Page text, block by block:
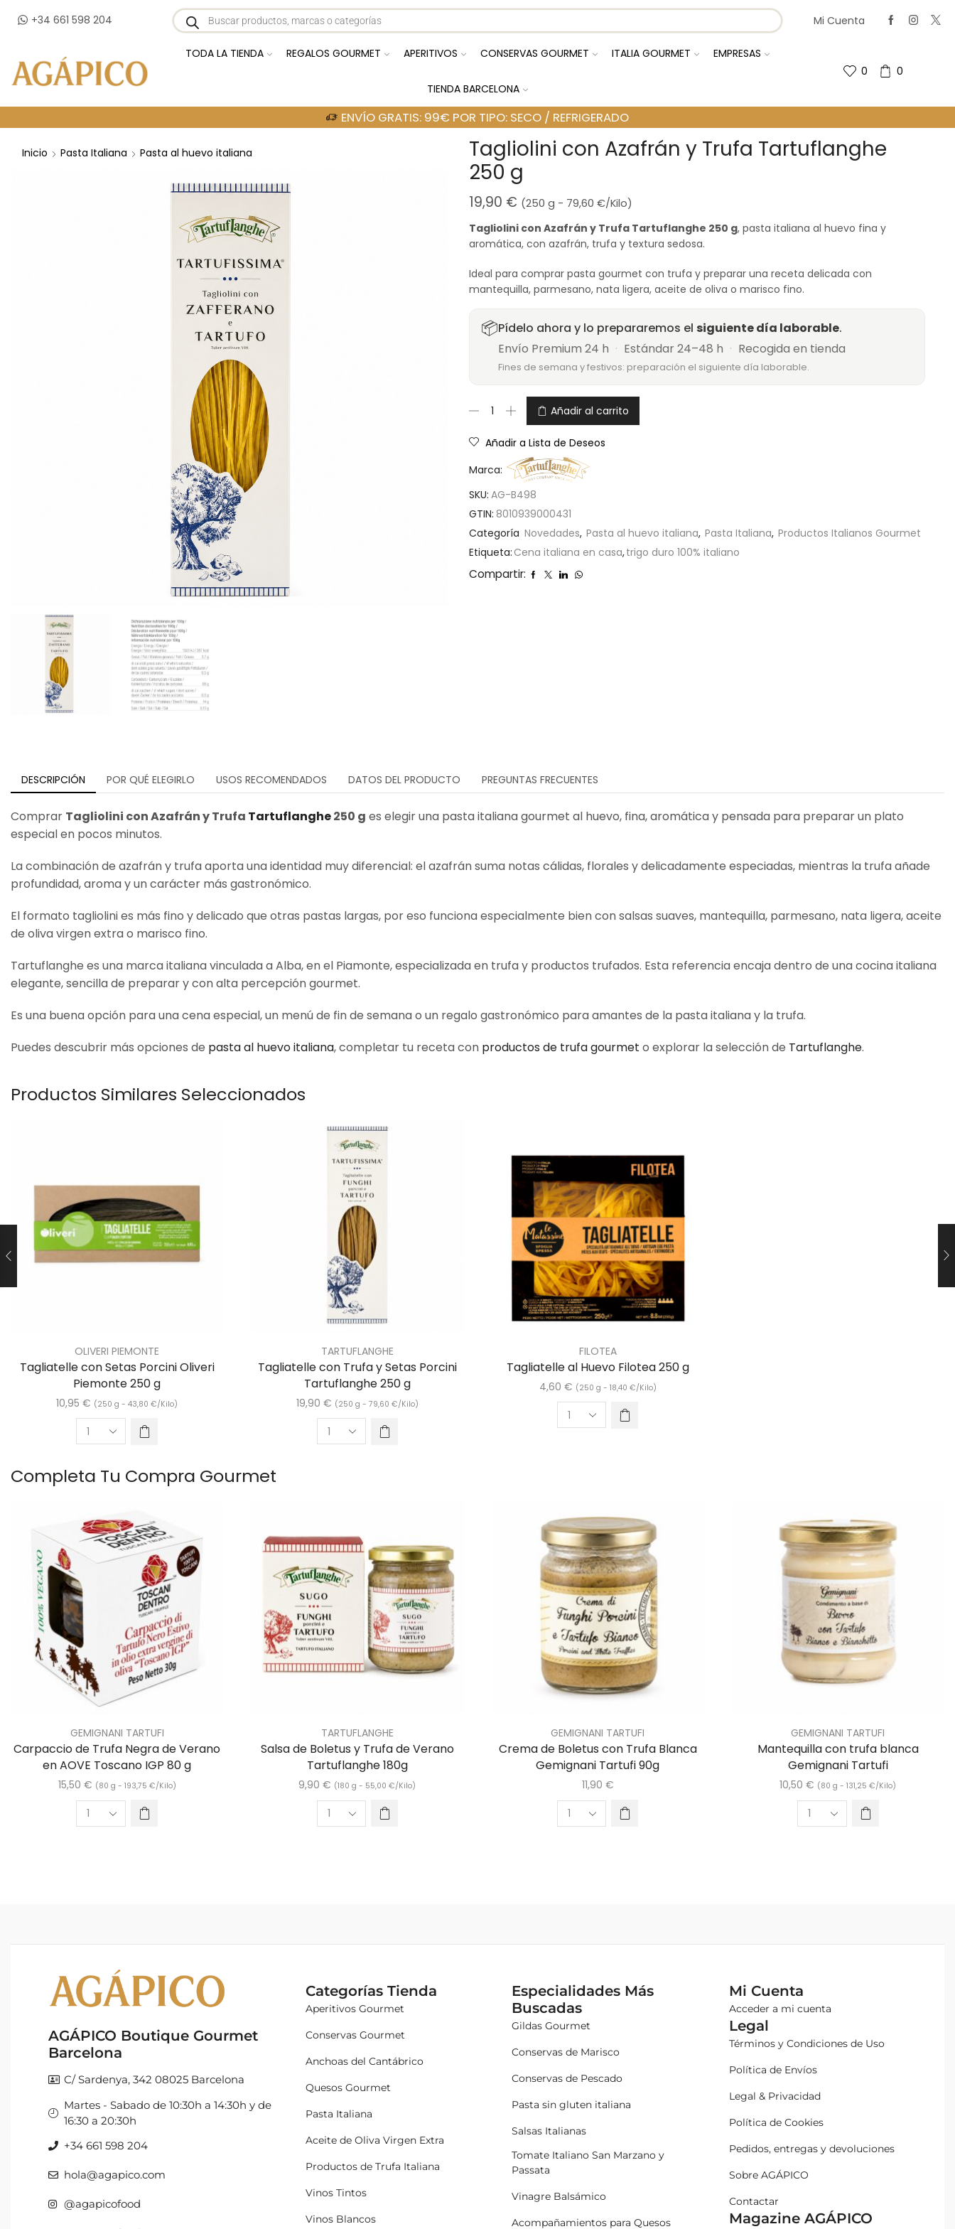
+34 661 598 204 Mi Cuenta
TODA LA TIENDA REGALOS GOURMET APERITIVOS CONSERVAS GOURMET ITALIA GOURMET EMPRESAS
TIENDA BARCELONA
0 0
ENVÍO GRATIS: 99€ POR TIPO: SECO / REFRIGERADO
Inicio Pasta Italiana Pasta al huevo italiana
Tagliolini con Azafrán y Trufa Tartuflanghe
250 g
19,90 € (250 g - 79,60€/Kilo)
Tagliolini con Azafrán y Trufa Tartuflanghe 250 g, pasta italiana al huevo fina y
aromática, con azafrán, trufa y textura sedosa.
Ideal para comprar pasta gourmet con trufa y preparar una receta delicada con
mantequilla, parmesano, nata ligera, aceite de oliva o marisco fino.
📦Pídelo ahora y lo prepararemos el siguiente día laborable.
Envío Premium 24 h · Estándar 24–48 h · Recogida en tienda
Fines de semana y festivos: preparación el siguiente día laborable.
Añadir al carrito
Añadir a Lista de Deseos
Marca:
SKU: AG-B498
GTIN: 8010939000431
Categoría Novedades, Pasta al huevo italiana, Pasta Italiana, Productos Italianos Gourmet
Etiqueta: Cena italiana en casa,trigo duro 100% italiano
Compartir:
DESCRIPCIÓN POR QUÉ ELEGIRLO USOS RECOMENDADOS DATOS DEL PRODUCTO PREGUNTAS FRECUENTES
Comprar Tagliolini con Azafrán y Trufa Tartuflanghe250 g es elegir una pasta italiana gourmet al huevo, fina, aromática y pensada para preparar un plato
especial en pocos minutos.
La combinación de azafrán y trufa aporta una identidad muy diferencial: el azafrán suma notas cálidas, florales y delicadamente especiadas, mientras la trufa añade
profundidad, aroma y un carácter más gastronómico.
El formato tagliolini es más fino y delicado que otras pastas largas, por eso funciona especialmente bien con salsas suaves, mantequilla, parmesano, nata ligera, aceite
de oliva virgen extra o marisco fino.
Tartuflanghe es una marca italiana vinculada a Alba, en el Piamonte, especializada en trufa y productos trufados. Esta referencia encaja dentro de una cocina italiana
elegante, sencilla de preparar y con alta percepción gourmet.
Es una buena opción para una cena especial, un menú de fin de semana o un regalo gastronómico para amantes de la pasta italiana y la trufa.
Puedes descubrir más opciones de pasta al huevo italiana, completar tu receta con productos de trufa gourmet o explorar la selección de Tartuflanghe.
Productos Similares Seleccionados
OLIVERI PIEMONTE
Tagliatelle con Setas Porcini Oliveri
Piemonte 250 g
10,95€ (250 g -43,80€/Kilo)
TARTUFLANGHE
Tagliatelle con Trufa y Setas Porcini
Tartuflanghe 250 g
19,90 € (250 g - 79,60 €/Kilo)
FILOTEA
Tagliatelle al Huevo Filotea 250 g
4,60 € (250 g - 18,40 €/Kilo)
Completa Tu Compra Gourmet
GEMIGNANI TARTUFI
Carpaccio de Trufa Negra de Verano
en AOVE Toscano IGP 80 g
15,50 € (80 g - 193,75 €/Kilo)
TARTUFLANGHE
Salsa de Boletus y Trufa de Verano
Tartuflanghe 180g
9,90€ (180 g - 55,00€/Kilo)
GEMIGNANI TARTUFI
Crema de Boletus con Trufa Blanca
Gemignani Tartufi 90g
11,90 €
GEMIGNANI TARTUFI
Mantequilla con trufa blanca
Gemignani Tartufi
10,50€ (80 g -131,25€/Kilo)
AGÁPICO Boutique Gourmet
Barcelona
C/ Sardenya, 342 08025 Barcelona
Martes - Sabado de 10:30h a 14:30h y de
16:30 a 20:30h
+34 661 598 204
hola@agapico.com
@agapicofood
Categorías Tienda
Aperitivos Gourmet
Conservas Gourmet
Anchoas del Cantábrico
Quesos Gourmet
Pasta Italiana
Aceite de Oliva Virgen Extra
Productos de Trufa Italiana
Vinos Tintos
Vinos Blancos
Especialidades Más
Buscadas
Gildas Gourmet
Conservas de Marisco
Conservas de Pescado
Pasta sin gluten italiana
Salsas Italianas
Tomate Italiano San Marzano y
Passata
Vinagre Balsámico
Acompañamientos para Quesos
Mi Cuenta
Acceder a mi cuenta
Legal
Términos y Condiciones de Uso
Política de Envíos
Legal & Privacidad
Política de Cookies
Pedidos, entregas y devoluciones
Sobre AGÁPICO
Contactar
Magazine AGÁPICO